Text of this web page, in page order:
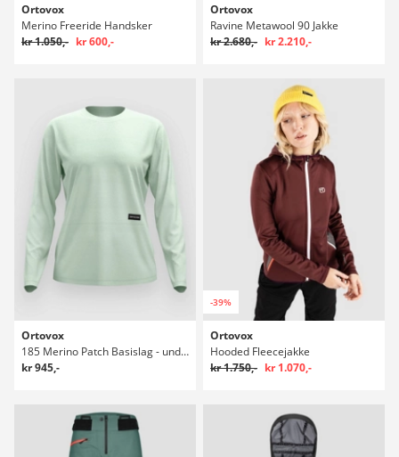
Ortovox
Merino Freeride Handsker
kr 1.050,- kr 600,-
Ortovox
Ravine Metawool 90 Jakke
kr 2.680,- kr 2.210,-
Ortovox
185 Merino Patch Basislag - undertrøje
kr 945,-
-39%
Ortovox
Hooded Fleecejakke
kr 1.750,- kr 1.070,-